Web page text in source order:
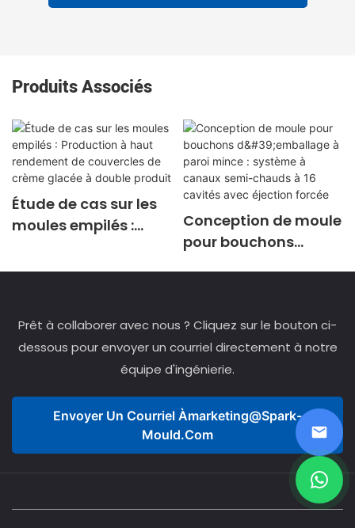
Produits Associés
Étude de cas sur les
moules empilés :
rendement de
produit
Conception de moule
pour bouchons
à 16 cavités avec
éjection forcée
Prêt à collaborer avec nous ? Cliquez sur le bouton ci-
dessous pour envoyer un courriel directement à notre
équipe d'ingénierie.
Envoyer Un Courriel ÀMarketing@spark-
Mould.com